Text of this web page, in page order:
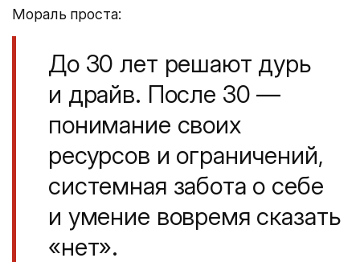
Мораль проста:
До 30 лет решают дурь
и драйв. После 30 —
понимание своих
ресурсов и ограничений,
системная забота о себе
и умение вовремя сказать
«нет».